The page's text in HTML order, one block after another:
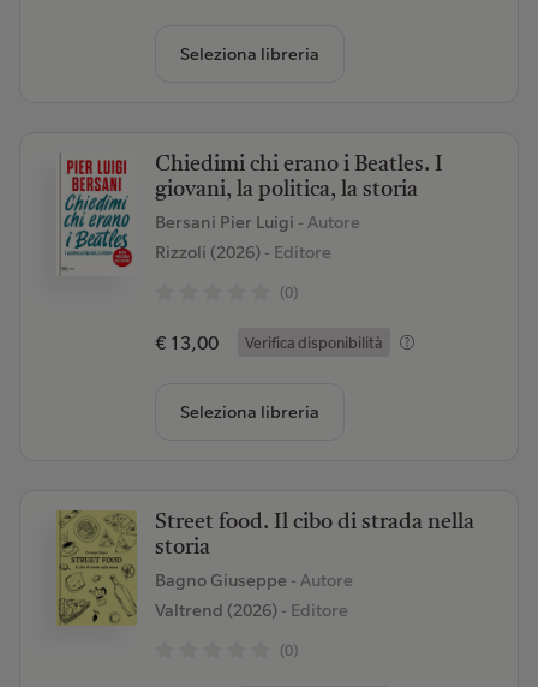
Seleziona libreria
Chiedimi chi erano i Beatles. I
giovani, la politica, la storia
Bersani Pier Luigi - Autore
Rizzoli (2026)- Editore
(0)
€ 13,00 Verifica disponibilità
Seleziona libreria
Street food. Il cibo di strada nella
storia
Bagno Giuseppe - Autore
Valtrend (2026)- Editore
(0)